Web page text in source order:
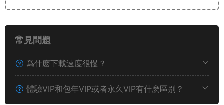
常見問題
爲什麽下載速度很慢？
體驗VIP和包年VIP或者永久VIP有什麽區别？